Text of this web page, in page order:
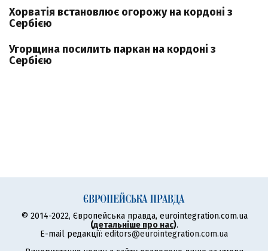
Хорватія встановлює огорожу на кордоні з
Сербією
Угорщина посилить паркан на кордоні з
Сербією
© 2014-2022, Європейська правда, eurointegration.com.ua
(детальніше про нас).
E-mail редакції: editors@eurointegration.com.ua